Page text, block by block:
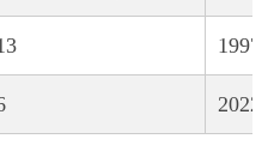
1997
2022